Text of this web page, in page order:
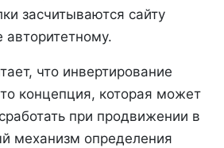
засчитываются сайту
авторитетному.
что инвертирование
концепция, которая может
при продвижении в
механизм определения